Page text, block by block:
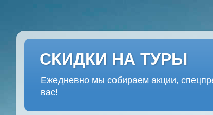
СКИДКИ НА ТУРЫ
Ежедневно мы собираем акции,
вас!